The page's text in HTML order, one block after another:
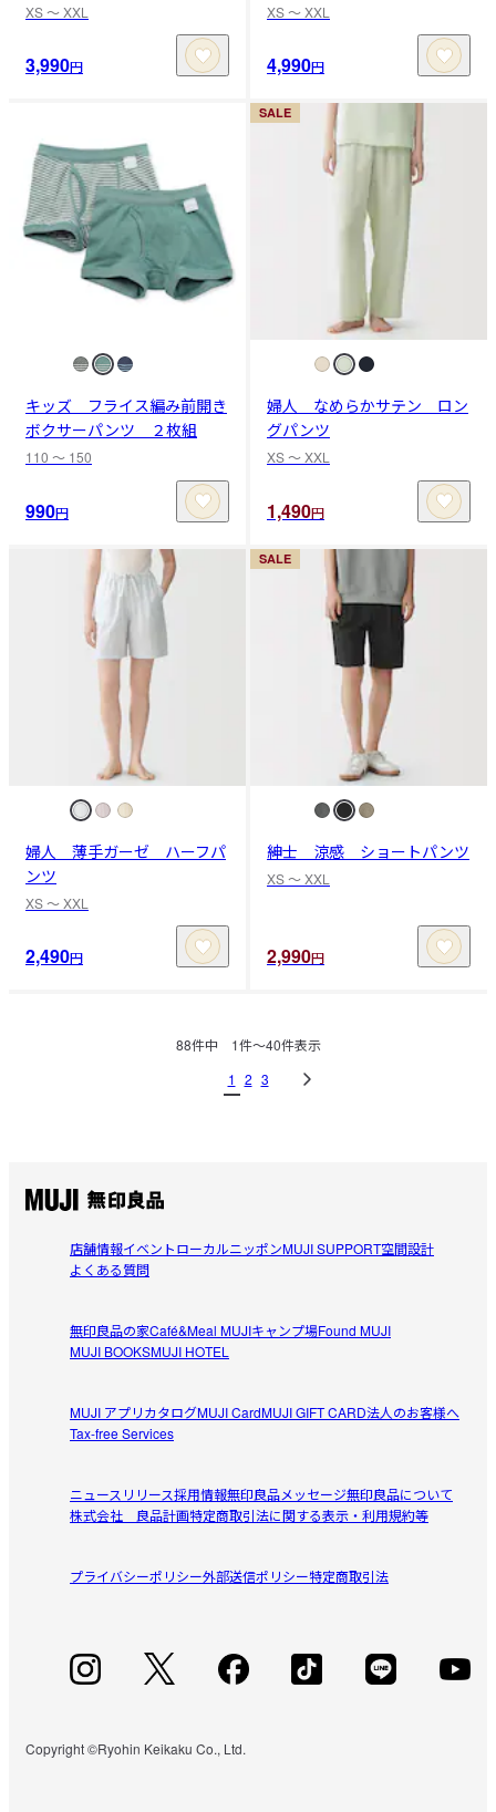
XS 〜 XXL
3,990円
XS 〜 XXL
4,990円
キッズ フライス編み前開き
ボクサーパンツ ２枚組
110 〜 150
990円
SALE
婦人 なめらかサテン ロン
グパンツ
XS 〜 XXL
1,490円
婦人 薄手ガーゼ ハーフパ
ンツ
XS 〜 XXL
2,490円
SALE
紳士 涼感 ショートパンツ
XS 〜 XXL
2,990円
88件中 1件〜40件表示
1 2 3
店舗情報イベントローカルニッポンMUJI SUPPORT空間設計
よくある質問
無印良品の家Café&Meal MUJIキャンプ場Found MUJI
MUJI BOOKSMUJI HOTEL
MUJI アプリカタログMUJI CardMUJI GIFT CARD法人のお客様へ
Tax-free Services
ニュースリリース採用情報無印良品メッセージ無印良品について
株式会社 良品計画特定商取引法に関する表示・利用規約等
プライバシーポリシー外部送信ポリシー特定商取引法
Copyright ©Ryohin Keikaku Co., Ltd.